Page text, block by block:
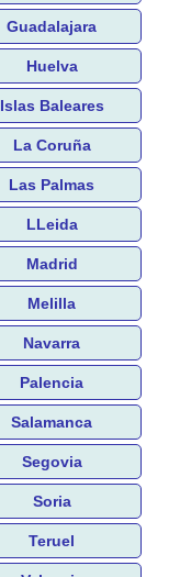
Guadalajara
Huelva
Islas Baleares
La Coruña
Las Palmas
LLeida
Madrid
Melilla
Navarra
Palencia
Salamanca
Segovia
Soria
Teruel